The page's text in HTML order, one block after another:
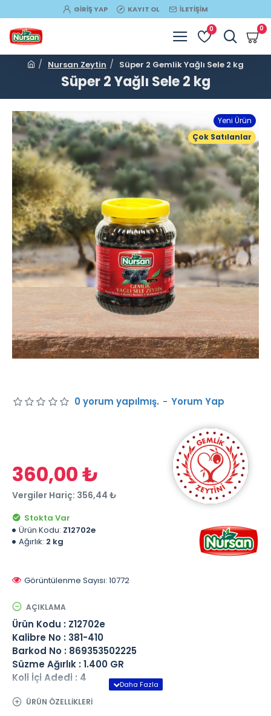
GIRIŞ YAP KAYIT OL İLETIŞIM
0 0
Nursan Zeytin Süper 2 Gemlik Yağlı Sele 2 kg
Süper 2 Yağlı Sele 2 kg
Yeni Ürün
Çok Satılanlar
Stokta Var
Ürün Kodu: Z12702e
Ağırlık: 2 kg
Görüntülenme Sayısı: 10772
0 yorum yapılmış. - Yorum Yap
360,00 ₺
Vergiler Hariç: 356,44 ₺
AÇIKLAMA
Ürün Kodu : Z12702e
Kalibre No : 381-410
Barkod No : 869353502225
Süzme Ağırlık : 1.400 GR
Koli İçi Adedi : 4
ÜRÜN ÖZELLIKLERI